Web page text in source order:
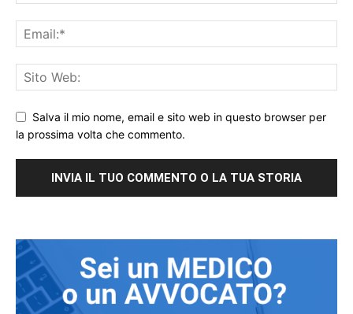
Salva il mio nome, email e sito web in questo browser per
la prossima volta che commento.